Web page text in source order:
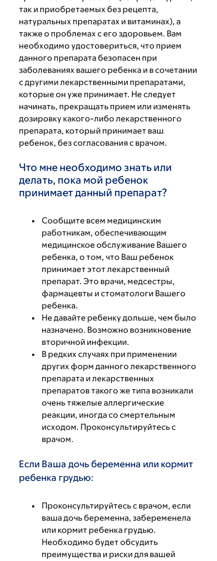
так и приобретаемых без рецепта,
натуральных препаратах и витаминах), а
также о проблемах с его здоровьем. Вам
необходимо удостовериться, что прием
данного препарата безопасен при
заболеваниях вашего ребенка и в сочетании
с другими лекарственными препаратами,
которые он уже принимает. Не следует
начинать, прекращать прием или изменять
дозировку какого-либо лекарственного
препарата, который принимает ваш
ребенок, без согласования с врачом.
Что мне необходимо знать или
делать, пока мой ребенок
принимает данный препарат?
Сообщите всем медицинским
работникам, обеспечивающим
медицинское обслуживание Вашего
ребенка, о том, что Ваш ребенок
принимает этот лекарственный
препарат. Это врачи, медсестры,
фармацевты и стоматологи Вашего
ребенка.
Не давайте ребенку дольше, чем было
назначено. Возможно возникновение
вторичной инфекции.
В редких случаях при применении
других форм данного лекарственного
препарата и лекарственных
препаратов такого же типа возникали
очень тяжелые аллергические
реакции, иногда со смертельным
исходом. Проконсультируйтесь с
врачом.
Если Ваша дочь беременна или кормит
ребенка грудью:
Проконсультируйтесь с врачом, если
ваша дочь беременна, забеременела
или кормит ребенка грудью.
Необходимо будет обсудить
преимущества и риски для вашей